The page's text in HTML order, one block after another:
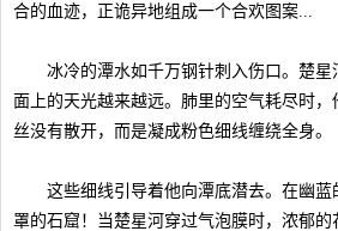
合的血迹，正诡异地组成一个合欢图案...
冰冷的潭水如千万钢针刺入伤口。楚星
面上的天光越来越远。肺里的空气耗尽时
丝没有散开，而是凝成粉色细线缠绕全身。
这些细线引导着他向潭底潜去。在幽蓝
罩的石窟！当楚星河穿过气泡膜时，浓郁